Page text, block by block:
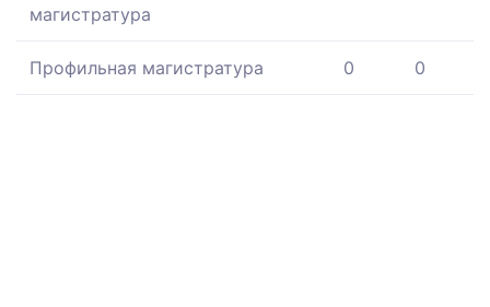
магистратура
Профильная магистратура 0 0